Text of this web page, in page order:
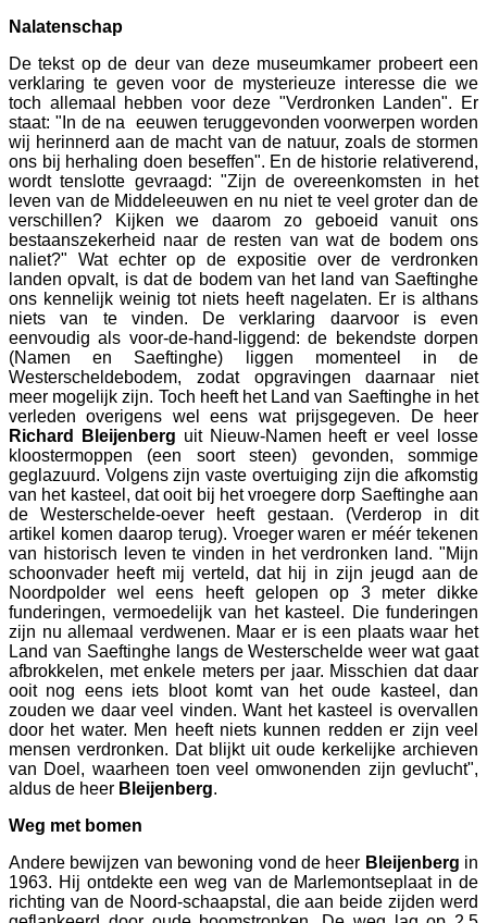
Nalatenschap
De tekst op de deur van deze museumkamer probeert een
verklaring te geven voor de mysterieuze interesse die we
toch allemaal hebben voor deze "Verdronken Landen". Er
staat: "In de na eeuwen teruggevonden voorwerpen worden
wij herinnerd aan de macht van de natuur, zoals de stormen
ons bij herhaling doen beseffen". En de historie relativerend,
wordt tenslotte gevraagd: "Zijn de overeenkomsten in het
leven van de Middeleeuwen en nu niet te veel groter dan de
verschillen? Kijken we daarom zo geboeid vanuit ons
bestaanszekerheid naar de resten van wat de bodem ons
naliet?" Wat echter op de expositie over de verdronken
landen opvalt, is dat de bodem van het land van Saeftinghe
ons kennelijk weinig tot niets heeft nagelaten. Er is althans
niets van te vinden. De verklaring daarvoor is even
eenvoudig als voor-de-hand-liggend: de bekendste dorpen
(Namen en Saeftinghe) liggen momenteel in de
Westerscheldebodem, zodat opgravingen daarnaar niet
meer mogelijk zijn. Toch heeft het Land van Saeftinghe in het
verleden overigens wel eens wat prijsgegeven. De heer
Richard
Bleijenberg uit Nieuw-Namen heeft er veel losse
kloostermoppen (een soort steen) gevonden, sommige
geglazuurd. Volgens zijn vaste overtuiging zijn die afkomstig
van het kasteel, dat ooit bij het vroegere dorp Saeftinghe aan
de Westerschelde-oever heeft gestaan. (Verderop in dit
artikel komen daarop terug). Vroeger waren er méér tekenen
van historisch leven te vinden in het verdronken land. "Mijn
schoonvader heeft mij verteld, dat hij in zijn jeugd aan de
Noordpolder wel eens heeft gelopen op 3 meter dikke
funderingen, vermoedelijk van het kasteel. Die funderingen
zijn nu allemaal verdwenen. Maar er is een plaats waar het
Land van Saeftinghe langs de Westerschelde weer wat gaat
afbrokkelen, met enkele meters per jaar. Misschien dat daar
ooit nog eens iets bloot komt van het oude kasteel, dan
zouden we daar veel vinden. Want het kasteel is overvallen
door het water. Men heeft niets kunnen redden er zijn veel
mensen verdronken. Dat blijkt uit oude kerkelijke archieven
van Doel, waarheen toen veel omwonenden zijn gevlucht",
aldus de heer Bleijenberg.
Weg met bomen
Andere bewijzen van bewoning vond de heer Bleijenberg in
1963. Hij ontdekte een weg van de Marlemontseplaat in de
richting van de Noord-schaapstal, die aan beide zijden werd